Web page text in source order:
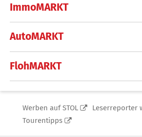
ImmoMARKT
AutoMARKT
FlohMARKT
Werben auf STOL
Leserreporter
Tourentipps